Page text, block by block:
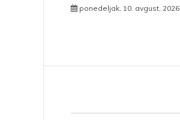
ponedeljak, 10. avgust, 2026